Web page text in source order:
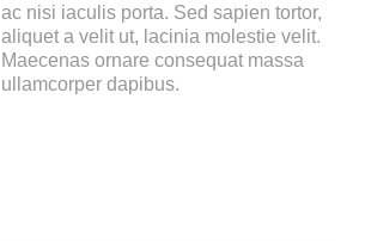
ac nisi iaculis porta. Sed sapien tortor,
aliquet a velit ut, lacinia molestie velit.
Maecenas ornare consequat massa
ullamcorper dapibus.